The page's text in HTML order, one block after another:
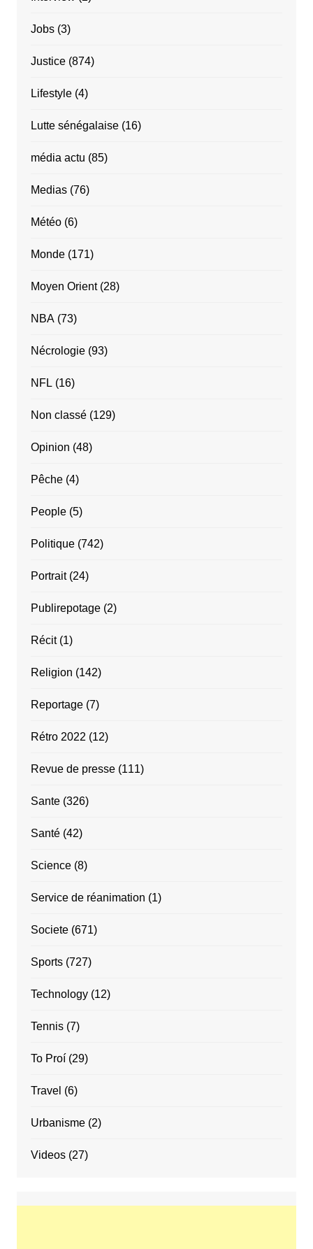
Jobs(3)
Justice(874)
Lifestyle(4)
Lutte sénégalaise(16)
média actu (85)
Medias(76)
Météo(6)
Monde(171)
Moyen Orient(28)
NBA(73)
Nécrologie(93)
NFL (16)
Non classé(129)
Opinion (48)
Pêche(4)
People(5)
Politique(742)
Portrait(24)
Publirepotage(2)
Récit(1)
Religion (142)
Reportage(7)
Rétro 2022 (12)
Revue de presse(111)
Sante(326)
Santé(42)
Science(8)
Service de réanimation (1)
Societe(671)
Sports(727)
Technology(12)
Tennis(7)
To Proí(29)
Travel (6)
Urbanisme(2)
Videos(27)